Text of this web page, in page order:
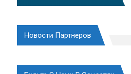
Новости Партнеров